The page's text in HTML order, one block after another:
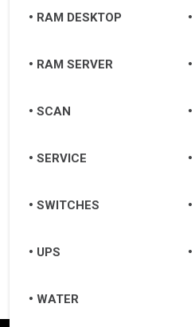
RAM DESKTOP
RAM SERVER
SCAN
SERVICE
SWITCHES
UPS
WATER